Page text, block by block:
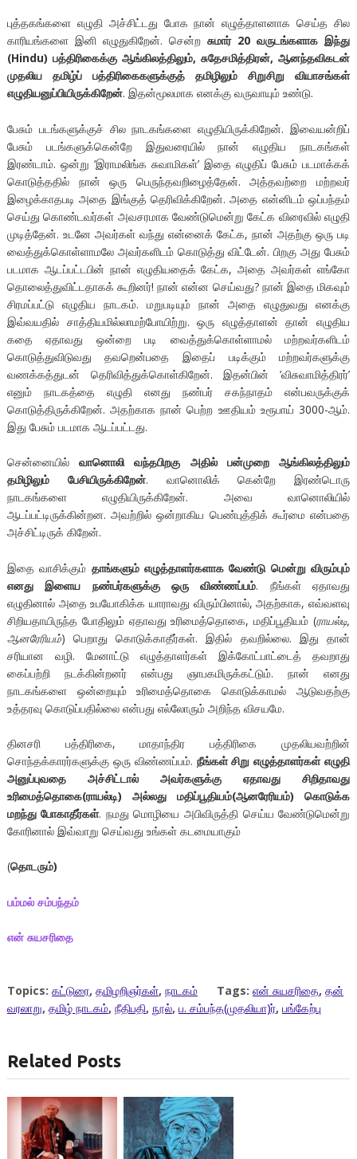
புத்தகங்களை எழுதி அச்சிட்டது போக நான் எழுத்தாளனாக செய்த சில
காரியங்களை இனி எழுதுகிறேன். சென்ற சுமார் 20 வருடங்களாக இந்து
(Hindu) பத்திரிகைக்கு ஆங்கிலத்திலும், சுதேசமித்திரன், ஆனந்தவிகடன்
முதலிய தமிழ்ப் பத்திரிகைகளுக்குத் தமிழிலும் சிறுசிறு வியாசங்கள்
எழுதியனுப்பியிருக்கிறேன். இதன்மூலமாக எனக்கு வருவாயும் உண்டு.
பேசும் படங்களுக்குச் சில நாடகங்களை எழுதியிருக்கிறேன். இவையன்றிப்
பேசும் படங்களுக்கென்றே இதுவரையில் நான் எழுதிய நாடகங்கள்
இரண்டாம். ஒன்று ‘இராமலிங்க சுவாமிகள்’ இதை எழுதிப் பேசும் படமாக்கக்
கொடுத்ததில் நான் ஒரு பெருந்தவறிழைத்தேன். அத்தவற்றை மற்றவர்
இழைக்காதபடி அதை இங்குத் தெரிவிக்கிறேன். அதை என்னிடம் ஒப்பந்தம்
செய்து கொண்டவர்கள் அவசரமாக வேண்டுமென்று கேட்க விரைவில் எழுதி
முடித்தேன். உடனே அவர்கள் வந்து என்னைக் கேட்க, நான் அதற்கு ஒரு படி
வைத்துக்கொள்ளாமலே அவர்களிடம் கொடுத்து விட்டேன். பிறகு அது பேசும்
படமாக ஆடப்பட்டபின் நான் எழுதியதைக் கேட்க, அதை அவர்கள் எங்கோ
தொலைத்துவிட்டதாகக் கூறினர்! நான் என்ன செய்வது? நான் இதை மிகவும்
சிரமப்பட்டு எழுதிய நாடகம். மறுபடியும் நான் அதை எழுதுவது எனக்கு
இவ்வயதில் சாத்தியமில்லாமற்போயிற்று. ஒரு எழுத்தாளன் தான் எழுதிய
கதை ஏதாவது ஒன்றை படி வைத்துக்கொள்ளாமல் மற்றவர்களிடம்
கொடுத்துவிடுவது தவறென்பதை இதைப் படிக்கும் மற்றவர்களுக்கு
வணக்கத்துடன் தெரிவித்துக்கொள்கிறேன். இதன்பின் ‘விசுவாமித்திரர்’
எனும் நாடகத்தை எழுதி எனது நண்பர் சகந்நாதம் என்பவருக்குக்
கொடுத்திருக்கிறேன். அதற்காக நான் பெற்ற ஊதியம் உரூபாய் 3000-ஆம்.
இது பேசும் படமாக ஆடப்பட்டது.
சென்னையில்வானொலி வந்தபிறகு அதில் பன்முறை ஆங்கிலத்திலும்
தமிழிலும் பேசியிருக்கிறேன். வானொலிக் கென்றே இரண்டொரு
நாடகங்களை எழுதியிருக்கிறேன். அவை வானொலியில்
ஆடப்பட்டிருக்கின்றன. அவற்றில் ஒன்றாகிய பெண்புத்திக் கூர்மை என்பதை
அச்சிட்டிருக் கிறேன்.
இதை வாசிக்கும் தாங்களும் எழுத்தாளர்களாக வேண்டு மென்று விரும்பும்
எனது இளைய நண்பர்களுக்கு ஒரு விண்ணப்பம். நீங்கள் ஏதாவது
எழுதினால் அதை உபயோகிக்க யாராவது விரும்பினால், அதற்காக, எவ்வளவு
சிறியதாயிருந்த போதிலும் ஏதாவது உரிமைத்தொகை, மதிப்பூதியம் (ராயல்டி,
ஆனரேரியம்) பெறாது கொடுக்காதீர்கள். இதில் தவறில்லை. இது தான்
சரியான வழி. மேனாட்டு எழுத்தாளர்கள் இக்கோட்பாட்டைத் தவறாது
கைப்பற்றி நடக்கின்றனர் என்பது ஞாபகமிருக்கட்டும். நான் எனது
நாடகங்களை ஒன்றையும் உரிமைத்தொகை கொடுக்காமல் ஆடுவதற்கு
உத்தரவு கொடுப்பதில்லை என்பது எல்லோரும் அறிந்த விசயமே.
தினசரி பத்திரிகை, மாதாந்திர பத்திரிகை முதலியவற்றின்
சொந்தக்காரர்களுக்கு ஒரு விண்ணப்பம். நீங்கள் சிறு எழுத்தாளர்கள் எழுதி
அனுப்புவதை அச்சிட்டால் அவர்களுக்கு ஏதாவது சிறிதாவது
உரிமைத்தொகை(ராயல்டி) அல்லது மதிப்பூதியம்(ஆனரேரியம்) கொடுக்க
மறந்து போகாதீர்கள். நமது மொழியை அபிவிருத்தி செய்ய வேண்டுமென்று
கோரினால் இவ்வாறு செய்வது உங்கள் கடமையாகும்
(தொடரும்)
பம்மல் சம்பந்தம்
என் சுயசரிதை
Topics: கட்டுரை, தமிழறிஞர்கள், நாடகம் Tags: என் சுயசரிதை, தன்
வரலாறு, தமிழ் நாடகம், நீதிபதி, நூல், ப. சம்பந்த(முதலியா)ர், பங்கேற்பு
Related Posts